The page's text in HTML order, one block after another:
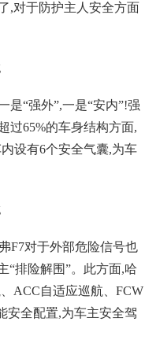
,对于防护主人安全方面
是“强外”,一是“安内”!强
过65%的车身结构方面,
设有6个安全气囊,为车
F7对于外部危险信号也
“排险解围”。此方面,哈
ACC自适应巡航、FCW
安全配置,为车主安全驾